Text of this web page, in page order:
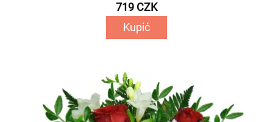
719 CZK
Kupić